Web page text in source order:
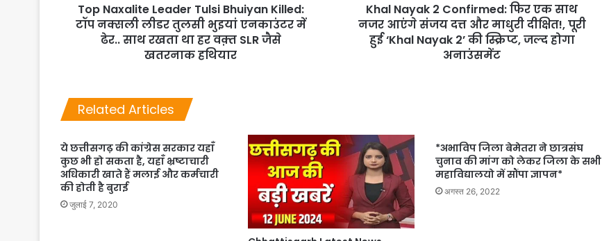
Top Naxalite Leader Tulsi Bhuiyan Killed:
टॉप नक्सली लीडर तुलसी भुइयां एनकाउंटर में
ढेर.. साथ रखता था हर वक़्त SLR जैसे
खतरनाक हथियार
Khal Nayak 2 Confirmed: फिर एक साथ
नजर आएंगे संजय दत्त और माधुरी दीक्षित!, पूरी
हुई ‘Khal Nayak 2’ की स्क्रिप्ट, जल्द होगा
अनाउंसमेंट
Related Articles
ये छत्तीसगढ़ की कांग्रेस सरकार यहाँ
कुछ भी हो सकता है, यहाँ भ्रष्टाचारी
अधिकारी खाते हैं मलाई और कर्मचारी
की होती है बुराई
जुलाई 7, 2020
*अभाविप जिला बेमेतरा ने छात्रसंघ
चुनाव की मांग को लेकर जिला के सभी
महाविद्यालयो में सौंपा ज्ञापन*
अगस्त 26, 2022